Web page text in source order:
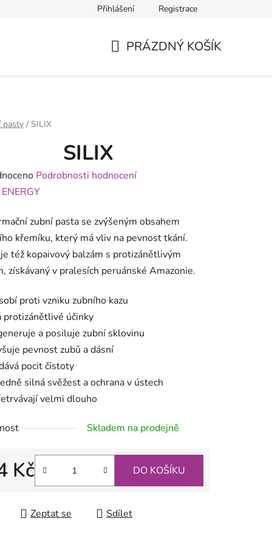
Přihlášení Registrace
PRÁZDNÝ KOŠÍK
pasty / SILIX
SILIX
Podrobnosti hodnocení
ENERGY
zubní pasta se zvýšeným obsahem
křemíku, který má vliv na pevnost tkání.
též kopaivový balzám s protizánětlivým
získávaný v pralesích peruánské Amazonie.
proti vzniku zubního kazu
protizánětlivé účinky
a posiluje zubní sklovinu
pevnost zubů a dásní
pocit čistoty
silná svěžest a ochrana v ústech
velmi dlouho
Skladem na prodejně
Kč DO KOŠÍKU
Zeptat se Sdílet